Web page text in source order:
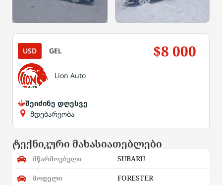
USD GEL $8 000
Lion Auto
შეიძინე დღესვე
მდებარეობა
ტექნიკური მახასიათებლები
მწარმოებელი SUBARU
მოდელი FORESTER